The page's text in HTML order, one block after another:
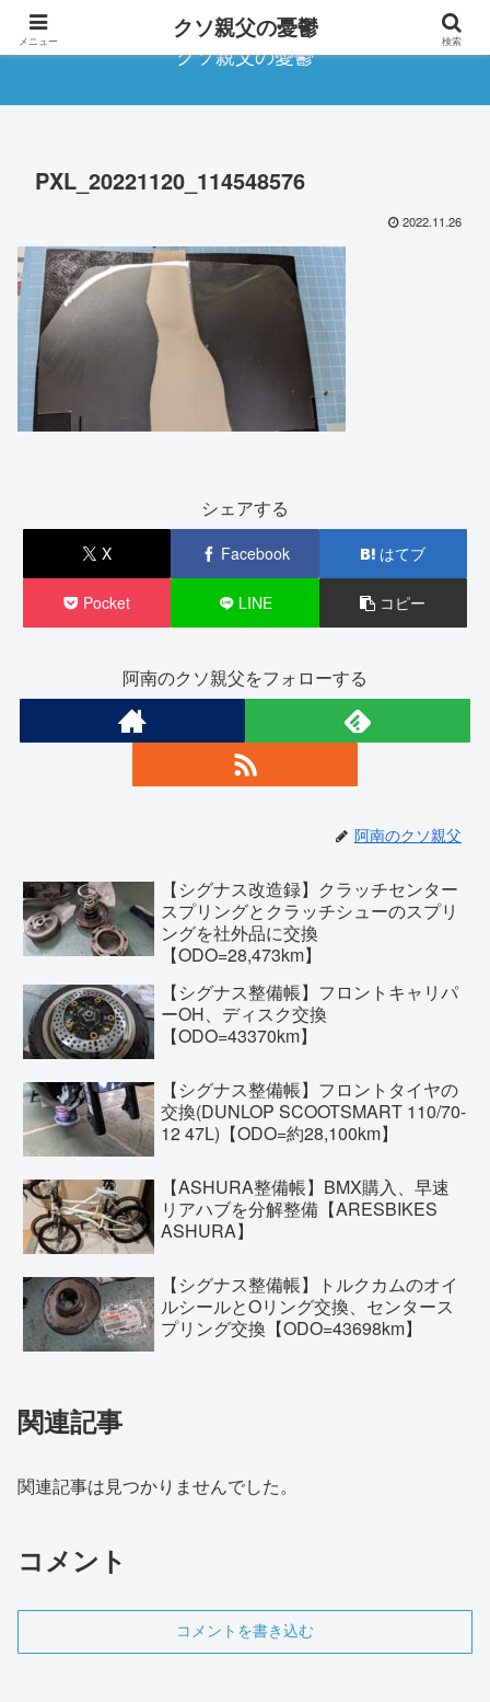
クソ親父の憂鬱
PXL_20221120_114548576
2022.11.26
シェアする
X Facebook はてブ
Pocket LINE コピー
阿南のクソ親父をフォローする
阿南のクソ親父
【シグナス改造録】クラッチセンター
スプリングとクラッチシューのスプリ
ングを社外品に交換
【ODO=28,473km】
【シグナス整備帳】フロントキャリパ
ーOH、ディスク交換
【ODO=43370km】
【シグナス整備帳】フロントタイヤの
交換(DUNLOP SCOOTSMART 110/70-
12 47L)【ODO=約28,100km】
【ASHURA整備帳】BMX購入、早速
リアハブを分解整備【ARESBIKES
ASHURA】
【シグナス整備帳】トルクカムのオイ
ルシールとOリング交換、センタース
プリング交換【ODO=43698km】
関連記事
関連記事は見つかりませんでした。
コメント
コメントを書き込む
メニュー クソ親父の憂鬱 検索